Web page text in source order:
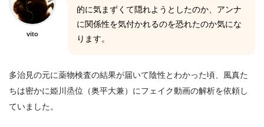
vito
的に気まずくて隠れようとしたのか、アンナ
に関係性を気付かれるのを恐れたのか気にな
ります。
多治見の元に薬物検査の結果が届いて陰性とわかった頃、風真た
ちは密かに姫川烝位（奥平大兼）にフェイク動画の解析を依頼し
ていました。